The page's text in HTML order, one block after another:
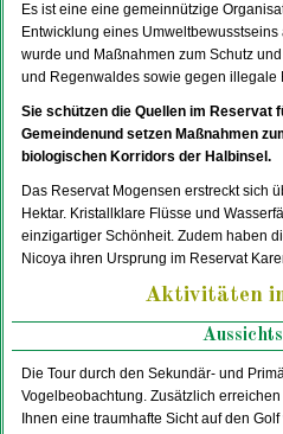
Es ist eine eine gemeinnützige
Entwicklung eines
wurde und Maßnahmen zum Schutz
und Regenwaldes sowie gegen illegale
Sie schützen die Quellen im Reservat
Gemeindenund setzen Maßnahmen
biologischen Korridors der Halbinsel.
Das Reservat Mogensen erstreckt sich
Hektar. Kristallklare Flüsse und
einzigartiger Schönheit. Zudem haben
Nicoya ihren Ursprung im Reservat
Aktivitäten
Die Tour durch den Sekundär- und
Vogelbeobachtung. Zusätzlich
Ihnen eine traumhafte Sicht auf den